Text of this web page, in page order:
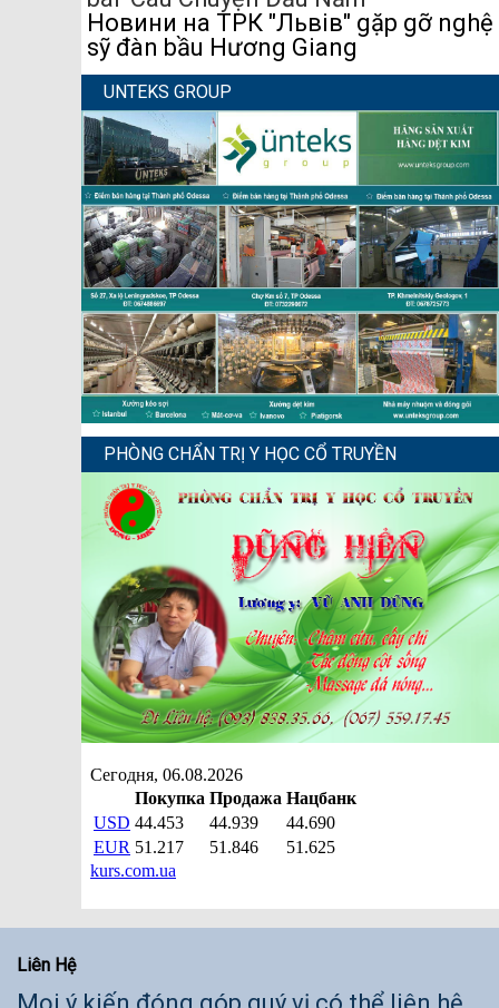
Новини на ТРК "Львів" gặp gỡ nghệ
sỹ đàn bầu Hương Giang
UNTEKS GROUP
PHÒNG CHẨN TRỊ Y HỌC CỔ TRUYỀN
Liên Hệ